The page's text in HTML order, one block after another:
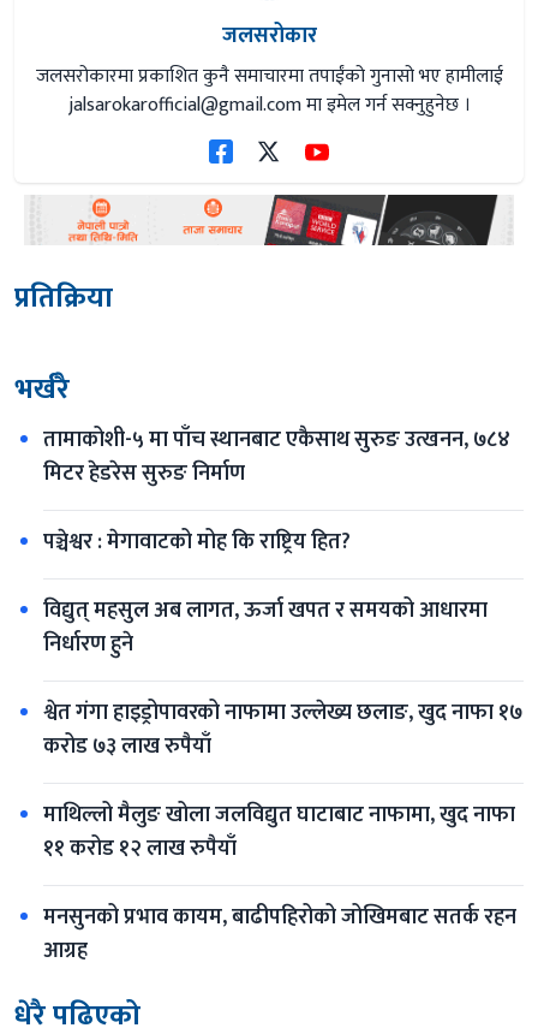
जलसरोकार
जलसरोकारमा प्रकाशित कुनै समाचारमा तपाईंको गुनासो भए हामीलाई
jalsarokarofficial@gmail.comमा इमेल गर्न सक्नुहुनेछ ।
प्रतिक्रिया
भर्खरै
तामाकोशी-५ मा पाँच स्थानबाट एकैसाथ सुरुङ उत्खनन, ७८४
मिटर हेडरेस सुरुङ निर्माण
पञ्चेश्वर : मेगावाटको मोह कि राष्ट्रिय हित?
विद्युत् महसुल अब लागत, ऊर्जा खपत र समयको आधारमा
निर्धारण हुने
श्वेत गंगा हाइड्रोपावरको नाफामा उल्लेख्य छलाङ, खुद नाफा १७
करोड ७३ लाख रुपैयाँ
माथिल्लो मैलुङ खोला जलविद्युत घाटाबाट नाफामा, खुद नाफा
११ करोड १२ लाख रुपैयाँ
मनसुनको प्रभाव कायम, बाढीपहिरोको जोखिमबाट सतर्क रहन
आग्रह
धेरै पढिएको